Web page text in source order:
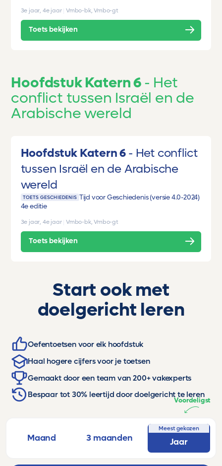
3e jaar, 4e jaar Vmbo-bk, Vmbo-gt
Toets bekijken
Hoofdstuk Katern 6
Het
conflict tussen Israël en de
Arabische wereld
Hoofdstuk Katern 6
Het conflict
tussen Israël en de Arabische
wereld
TOETS GESCHIEDENIS Tijd voor Geschiedenis (versie 4.0-2024)
4e editie
3e jaar, 4e jaar Vmbo-bk, Vmbo-gt
Toets bekijken
Start ook met
doelgericht leren
Oefentoetsen voor elk hoofdstuk
Haal hogere cijfers voor je toetsen
Gemaakt door een team van 200+ vakexperts
Bespaar tot 30% leertijd door doelgericht te leren
Maand 3 maanden
Meest gekozen
Jaar
Voordeligst